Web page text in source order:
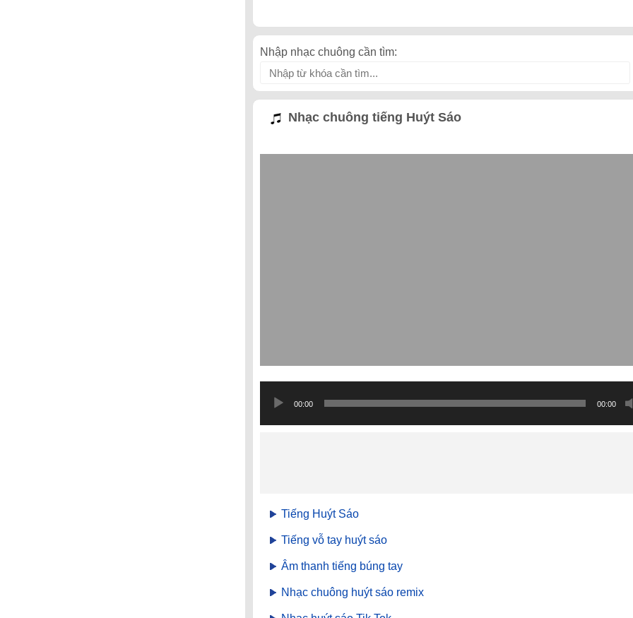
Nhập nhạc chuông cần tìm:
Nhạc chuông tiếng Huýt Sáo
00:00 00:00
Tiếng Huýt Sáo
Tiếng vỗ tay huýt sáo
Âm thanh tiếng búng tay
Nhạc chuông huýt sáo remix